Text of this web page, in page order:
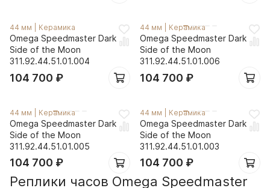
44 мм Керамика
Omega Speedmaster Dark
Side of the Moon
311.92.44.51.01.004
104 700 ₽
44 мм Керамика
Omega Speedmaster Dark
Side of the Moon
311.92.44.51.01.006
104 700 ₽
44 мм Керамика
Omega Speedmaster Dark
Side of the Moon
311.92.44.51.01.005
104 700 ₽
44 мм Керамика
Omega Speedmaster Dark
Side of the Moon
311.92.44.51.01.003
104 700 ₽
Реплики часов Omega Speedmaster